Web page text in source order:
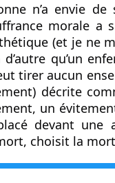
n’a envie de
morale a
(et je ne
qu’un
tirer aucun
décrite
un
devant une
choisit la